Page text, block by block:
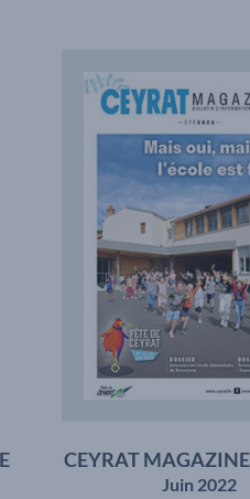
CEYRAT
Juin 2022